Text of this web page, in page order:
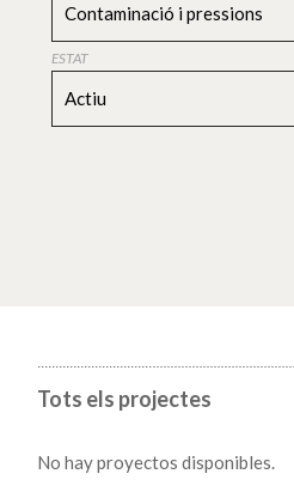
Contaminació i pressions
ESTAT
Actiu
Tots els projectes
No hay proyectos disponibles.